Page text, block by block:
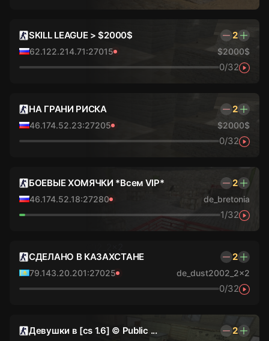
SKILL LEAGUE > $2000$ 2
62.122.214.71:27015 $2000$
0/32
НА ГРАНИ РИСКА 2
46.174.52.23:27205 $2000$
0/32
БОЕВЫЕ ХОМЯЧКИ *Всем VIP* 2
46.174.52.18:27280 de_bretonia
1/32
СДЕЛАНО В КАЗАХСТАНЕ 2
79.143.20.201:27025 de_dust2002_2x2
0/32
Девушки в [cs 1.6] © Public ... 2